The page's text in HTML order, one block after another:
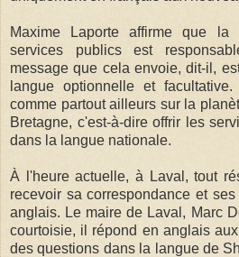
Maxime Laporte affirme que
services publics est
message que cela envoie, dit-il,
langue optionnelle et
comme partout ailleurs sur la
Bretagne, c'est-à-dire offrir les
dans la langue nationale.
À l'heure actuelle, à Laval, tout
recevoir sa correspondance et
anglais. Le maire de Laval, Marc
courtoisie, il répond en anglais
des questions dans la langue de